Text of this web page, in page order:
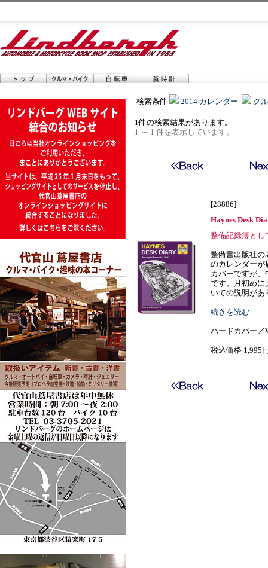
検索条件 2014 カレンダー ク
1件の検索結果があります。
1 ～ 1 件を表示しています。
[28886]
Haynes Desk
整備記録簿とし
整備書出版社の
のカレンダーが
カバーですが、
です。月初めに
いての説明があ
続きを読む..
ハードカバー／
税込価格 1,995